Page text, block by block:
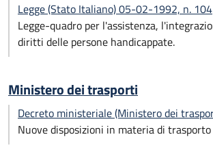
Legge (Stato Italiano) 05-02-1992, n. 104
Legge-quadro per l'assistenza,
diritti delle persone handicappate.
Ministero dei trasporti
Decreto ministeriale (Ministero dei
Nuove disposizioni in materia di